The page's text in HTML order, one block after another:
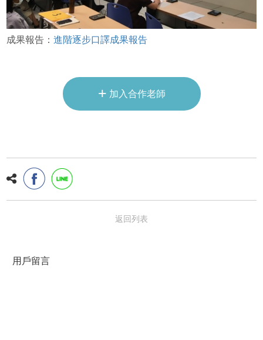
成果報告：進階逐步口譯成果報告
+ 加入合作老師
返回列表
用戶留言